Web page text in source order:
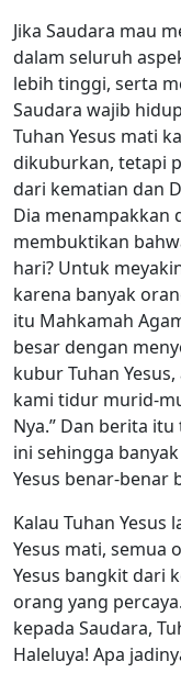
Jika Saudara mau
dalam seluruh
lebih tinggi, serta
Saudara wajib
Tuhan Yesus mati
dikuburkan, tetapi
dari kematian dan
Dia menampakkan
membuktikan
hari? Untuk
karena banyak
itu Mahkamah
besar dengan
kubur Tuhan
kami tidur murid-
Nya.” Dan berita
ini sehingga
Yesus benar-benar
Kalau Tuhan Yesus
Yesus mati, semua
Yesus bangkit dari
orang yang
kepada Saudara,
Haleluya! Apa